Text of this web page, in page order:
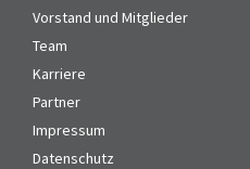
Vorstand und Mitglieder
Team
Karriere
Partner
Impressum
Datenschutz